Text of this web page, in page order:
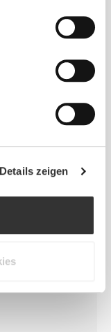
Details zeigen
Tag frei